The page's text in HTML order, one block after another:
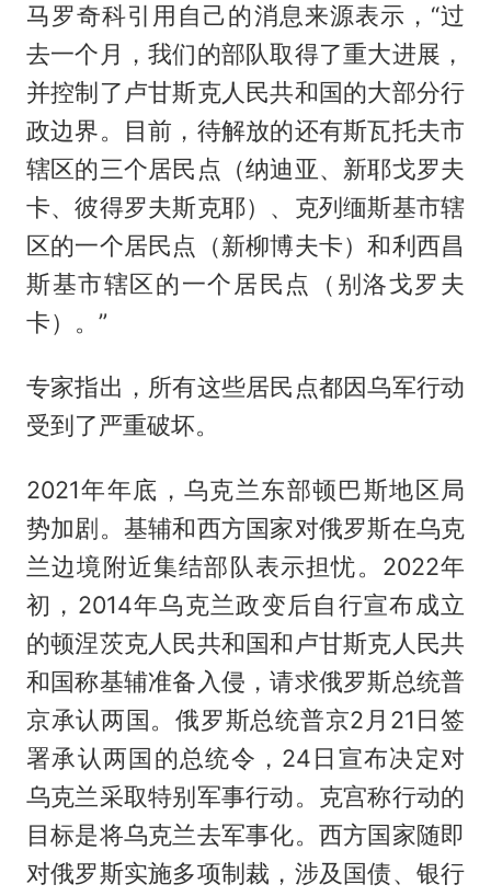
马罗奇科引用自己的消息来源表示，“过
去一个月，我们的部队取得了重大进展，
并控制了卢甘斯克人民共和国的大部分行
政边界。目前，待解放的还有斯瓦托夫市
辖区的三个居民点（纳迪亚、新耶戈罗夫
卡、彼得罗夫斯克耶）、克列缅斯基市辖
区的一个居民点（新柳博夫卡）和利西昌
斯基市辖区的一个居民点（别洛戈罗夫
卡）。”
专家指出，所有这些居民点都因乌军行动
受到了严重破坏。
2021年年底，乌克兰东部顿巴斯地区局
势加剧。基辅和西方国家对俄罗斯在乌克
兰边境附近集结部队表示担忧。2022年
初，2014年乌克兰政变后自行宣布成立
的顿涅茨克人民共和国和卢甘斯克人民共
和国称基辅准备入侵，请求俄罗斯总统普
京承认两国。俄罗斯总统普京2月21日签
署承认两国的总统令，24日宣布决定对
乌克兰采取特别军事行动。克宫称行动的
目标是将乌克兰去军事化。西方国家随即
对俄罗斯实施多项制裁，涉及国债、银行